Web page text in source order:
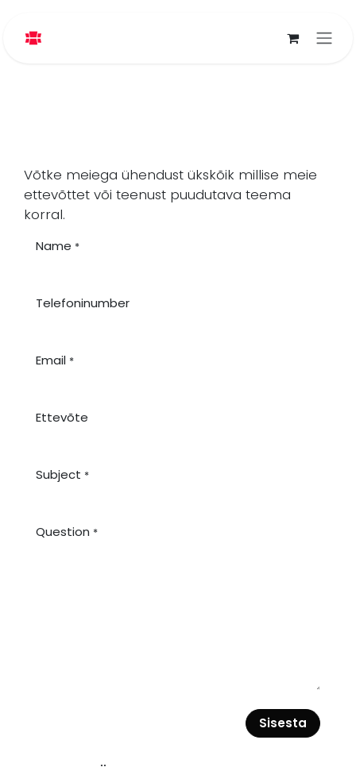
Võtke meiega ühendust ükskõik millise meie
ettevõttet või teenust puudutava teema
korral.
Name *
Telefoninumber
Email *
Ettevõte
Subject *
Question *
Sisesta